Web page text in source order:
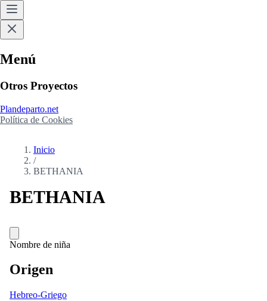
Menú
Otros Proyectos
Plandeparto.net
Política de Cookies
Inicio
/
BETHANIA
BETHANIA
Nombre de niña
Origen
Hebreo-Griego